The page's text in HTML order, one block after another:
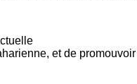
et de